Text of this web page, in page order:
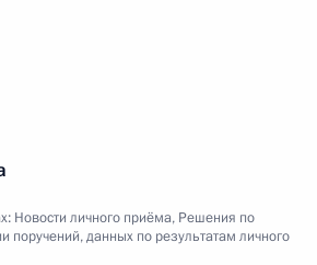
Новости личного приёма, Решения по
поручений, данных по результатам личного